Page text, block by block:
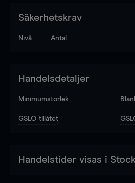
Säkerhetskrav
Nivå Antal
Handelsdetaljer
Minimumstorlek
GSLO tillåtet
Handelstider visas i